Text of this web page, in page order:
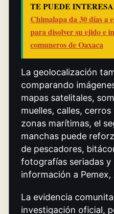
TE PUEDE
Chimalapa da 30 días a
para disolver su ejido e
comuneros de Oaxaca
La geolocalización
comparando
mapas satelitales,
muelles, calles,
zonas marítimas, el
manchas puede
de pescadores,
fotografías seriadas y
información a Pemex,
La evidencia
investigación oficial,